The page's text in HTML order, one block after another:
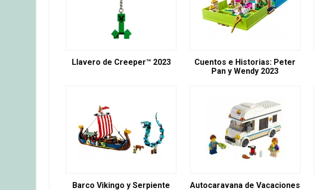
Llavero de Creeper™ 2023
Cuentos e Historias: Peter
Pan y Wendy 2023
Barco Vikingo y Serpiente
Autocaravana de Vacaciones